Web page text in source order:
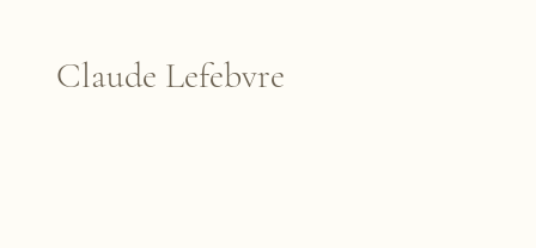
Claude Lefebvre